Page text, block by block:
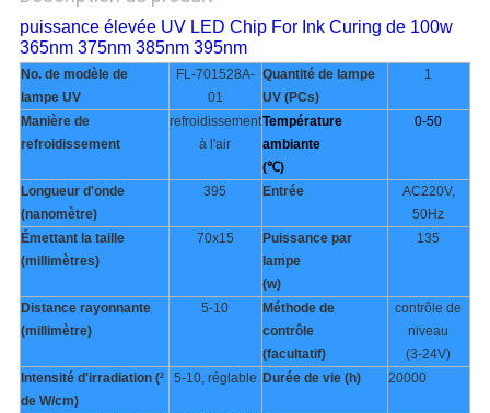
puissance élevée UV LED Chip For Ink Curing de 100w
365nm 375nm 385nm 395nm
No. de modèle de
lampe UV
FL-701528A-
01
Quantité de lampe
UV (PCs)
1
Manière de
refroidissement
refroidissement
à l'air
Température
ambiante
(℃)
0-50
Longueur d'onde
(nanomètre)
395 Entrée
AC220V,
50Hz
Émettant la taille
(millimètres)
70x15
Puissance par
lampe
(w)
135
Distance rayonnante
(millimètre)
5-10
Méthode de
contrôle
(facultatif)
contrôle de
niveau
(3-24V)
Intensité d'irradiation (²
de W/cm)
5-10, réglable Durée de vie (h) 20000